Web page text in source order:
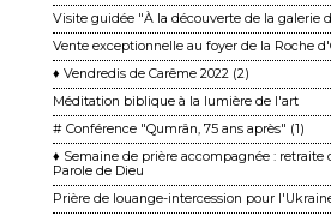
Visite guidée "À la découverte de la galerie
Vente exceptionnelle au foyer de la Roche
♦ Vendredis de Carême 2022 (2)
Méditation biblique à la lumière de l'art
# Conférence "Qumrân, 75 ans après" (1)
♦ Semaine de prière accompagnée : retraite
Parole de Dieu
Prière de louange-intercession pour